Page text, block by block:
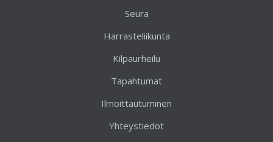
Seura
Harrasteliikunta
Kilpaurheilu
Tapahtumat
Ilmoittautuminen
Yhteystiedot